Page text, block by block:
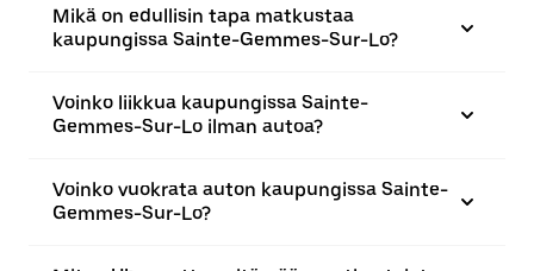
Mikä on edullisin tapa matkustaa
kaupungissa Sainte-Gemmes-Sur-Lo?
Voinko liikkua kaupungissa Sainte-
Gemmes-Sur-Lo ilman autoa?
Voinko vuokrata auton kaupungissa Sainte-
Gemmes-Sur-Lo?